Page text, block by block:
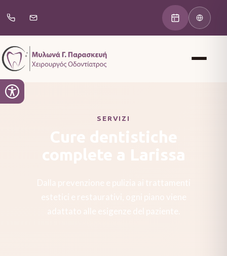
SERVIZI
Cure dentistiche
complete a Larissa
Dalla prevenzione e pulizia ai trattamenti
estetici e restaurativi, ogni piano viene
adattato alle esigenze del paziente.